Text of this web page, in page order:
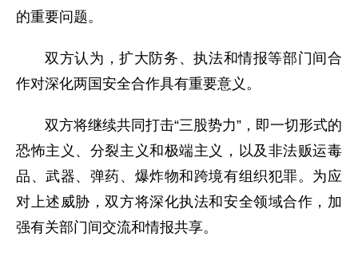
的重要问题。
双方认为，扩大防务、执法和情报等部门间合
作对深化两国安全合作具有重要意义。
双方将继续共同打击“三股势力”，即一切形式的
恐怖主义、分裂主义和极端主义，以及非法贩运毒
品、武器、弹药、爆炸物和跨境有组织犯罪。为应
对上述威胁，双方将深化执法和安全领域合作，加
强有关部门间交流和情报共享。